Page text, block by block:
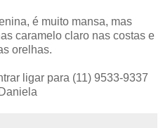
, é muito mansa, mas
caramelo claro nas costas e
orelhas.
ligar para (11) 9533-9337